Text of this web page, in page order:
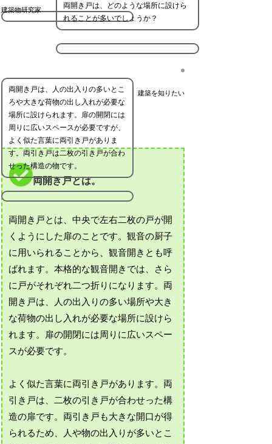
建築物研究家
両開き戸は、どのような場所に設けら
れることが多いでしょうか？
建築を知りたい
両開き戸は、人の出入りの多いとこ
ろや大きな荷物の出し入れが必要な
場所に設けられます。扉の開閉には
周りに広いスペースが必要ですが、
よく似た言葉に両引き戸がありま
す。両引き戸は二枚の引き戸が合わ
せった構造の物です。
両開き戸とは。
両開き戸とは、中央で左右二枚の戸が開
くようにした扉のことです。観音の厨子
に用いられることから、観音開きとも呼
ばれます。本格的な観音開きでは、さら
に戸がそれぞれ二つ折りになります。両
開き戸は、人の出入りの多い場所や大き
な荷物の出し入れが必要な場所に設けら
れます。扉の開閉には周りに広いスペー
スが必要です。
よく似た言葉に両引き戸があります。両
引き戸は、二枚の引き戸が合わせった構
造の扉です。両引き戸も大きな開口が得
られるため、人や物の出入りが多いとこ